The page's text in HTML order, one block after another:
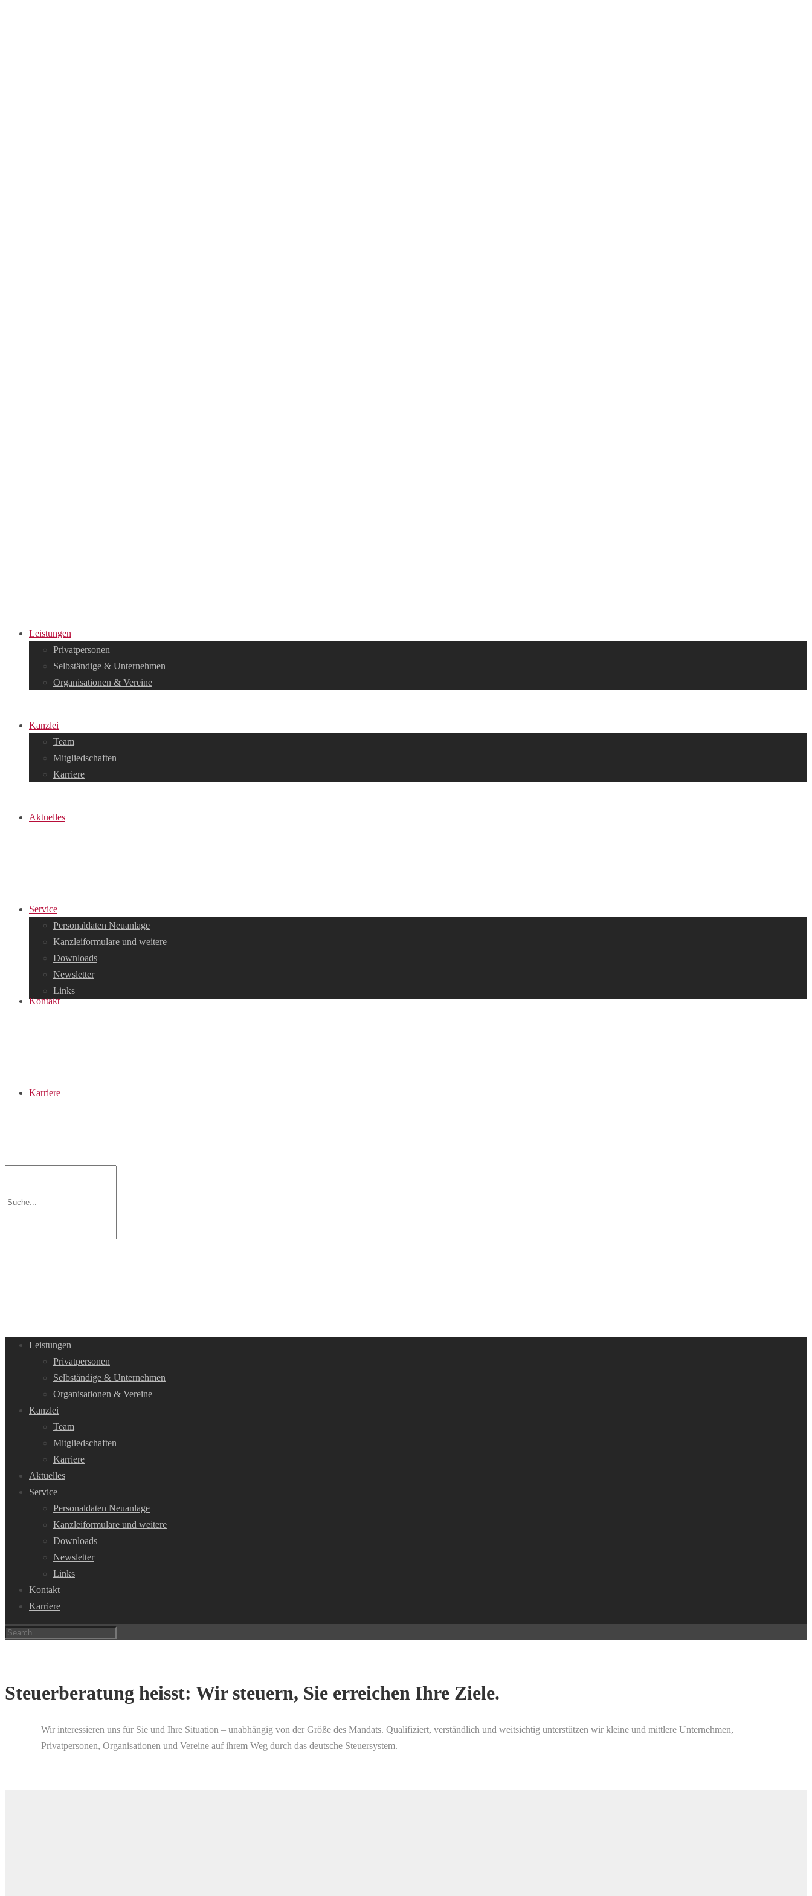
Leistungen
Privatpersonen
Selbständige & Unternehmen
Organisationen & Vereine
Kanzlei
Team
Mitgliedschaften
Karriere
Aktuelles
Service
Personaldaten Neuanlage
Kanzleiformulare und weitere
Downloads
Newsletter
Links
Kontakt
Karriere
Leistungen
Privatpersonen
Selbständige & Unternehmen
Organisationen & Vereine
Kanzlei
Team
Mitgliedschaften
Karriere
Aktuelles
Service
Personaldaten Neuanlage
Kanzleiformulare und weitere
Downloads
Newsletter
Links
Kontakt
Karriere
Steuerberatung heisst: Wir steuern, Sie erreichen Ihre Ziele.
Wir interessieren uns für Sie und Ihre Situation – unabhängig von der Größe des Mandats. Qualifiziert, verständlich und weitsichtig unterstützen wir kleine und mittlere Unternehmen,
Privatpersonen, Organisationen und Vereine auf ihrem Weg durch das deutsche Steuersystem.